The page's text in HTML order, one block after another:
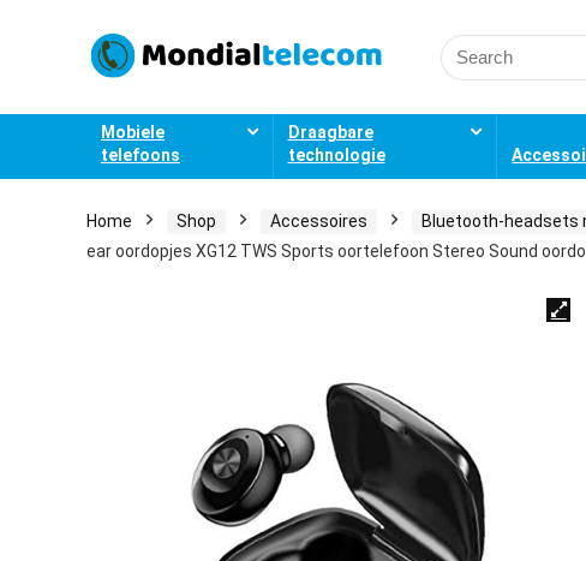
Search
for:
Mobiele
telefoons
Draagbare
technologie
Home Shop Accessoires Bluetooth-headsets
ear oordopjes XG12 TWS Sports oortelefoon Stereo Sound